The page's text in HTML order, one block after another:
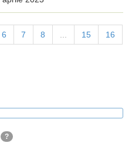
6 7 8 15 16
?